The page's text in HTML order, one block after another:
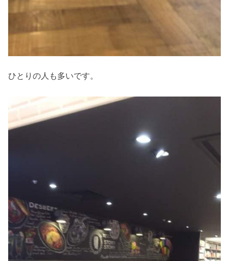
ひとりの人も多いです。